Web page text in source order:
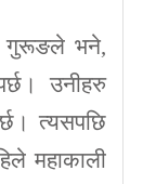
गुरूङले भने,
उनीहरु
त्यसपछि
महाकाली